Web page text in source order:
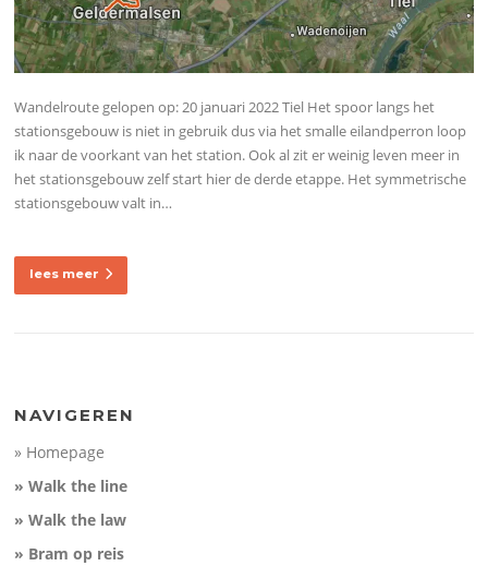
Wandelroute gelopen op: 20 januari 2022 Tiel Het spoor langs het
stationsgebouw is niet in gebruik dus via het smalle eilandperron loop
ik naar de voorkant van het station. Ook al zit er weinig leven meer in
het stationsgebouw zelf start hier de derde etappe. Het symmetrische
stationsgebouw valt in…
lees meer
NAVIGEREN
» Homepage
» Walk the line
» Walk the law
» Bram op reis